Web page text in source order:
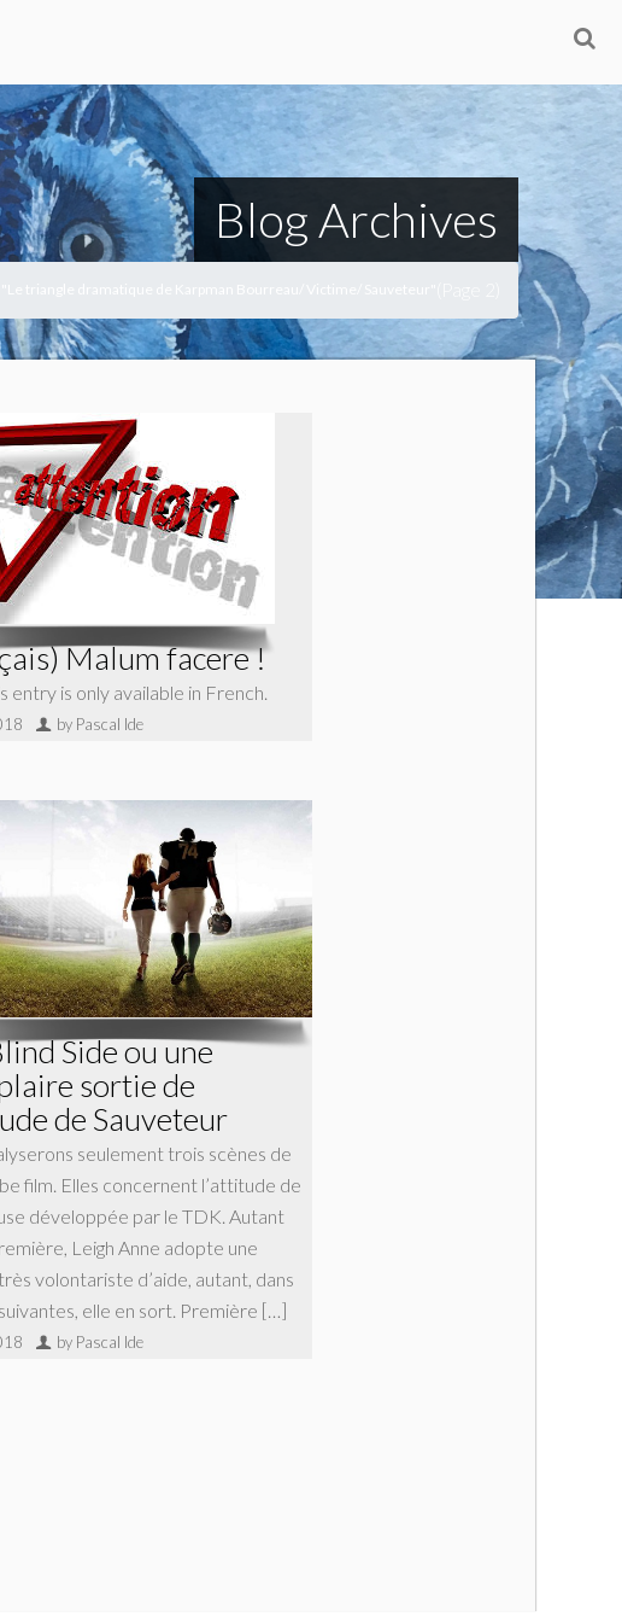
Blog Archives
Malum facere !
entry is only available in French.
by Pascal Ide
Side ou une
sortie de
de Sauveteur
seulement trois scènes de
film. Elles concernent l’attitude de
développée par le TDK. Autant
Leigh Anne adopte une
volontariste d’aide, autant, dans
elle en sort. Première […]
by Pascal Ide